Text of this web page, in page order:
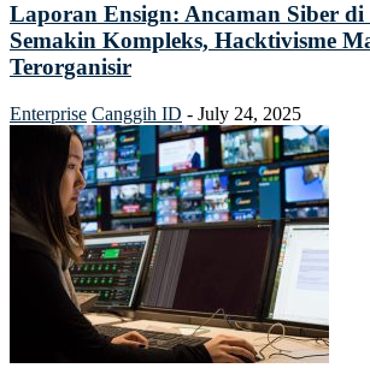
Laporan Ensign: Ancaman Siber di
Semakin Kompleks, Hacktivisme
Terorganisir
Enterprise Canggih ID - July 24, 2025